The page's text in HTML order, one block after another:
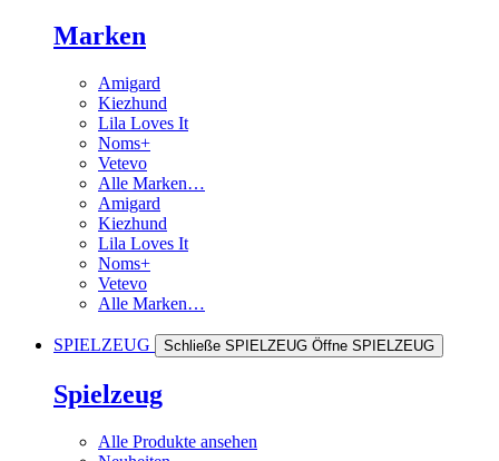
Marken
Amigard
Kiezhund
Lila Loves It
Noms+
Vetevo
Alle Marken…
Amigard
Kiezhund
Lila Loves It
Noms+
Vetevo
Alle Marken…
SPIELZEUG Schließe SPIELZEUG Öffne SPIELZEUG
Spielzeug
Alle Produkte ansehen